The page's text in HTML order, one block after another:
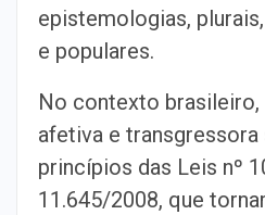
epistemologias,
e populares.
No contexto brasileiro,
afetiva e transgressora
princípios das Leis nº
11.645/2008, que